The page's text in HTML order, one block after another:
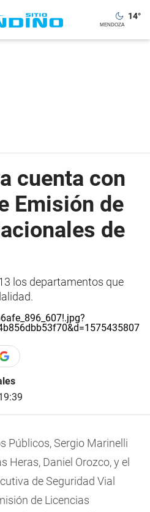
14°
cuenta con
Emisión de
de
los departamentos que
Públicos, Sergio Marinelli
Heras, Daniel Orozco, y el
de Seguridad Vial
de Licencias